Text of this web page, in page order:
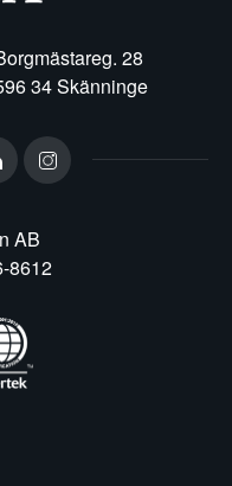
28
34 Skänninge
AB
8612